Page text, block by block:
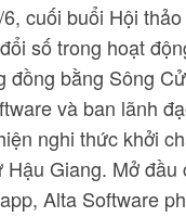
cuối buổi Hội thảo
số trong hoạt
đồng bằng Sông
và ban lãnh
nghi thức khởi
Hậu Giang. Mở đầu
Alta Software